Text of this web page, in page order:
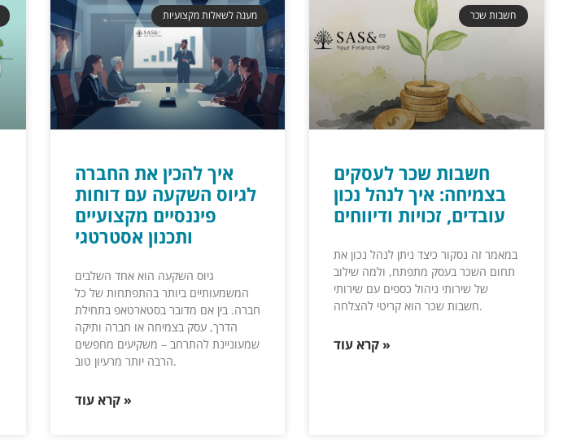
מענה לשאלות מקצועיות
איך להכין את החברה
לגיוס השקעה עם דוחות
פיננסיים מקצועיים
ותכנון אסטרטגי
גיוס השקעה הוא אחד השלבים
המשמעותיים ביותר בהתפתחות של כל
חברה. בין אם מדובר בסטארטאפ בתחילת
הדרך, עסק בצמיחה או חברה ותיקה
שמעוניינת להתרחב – משקיעים מחפשים
הרבה יותר מרעיון טוב.
קרא עוד »
חשבות שכר
חשבות שכר לעסקים
בצמיחה: איך לנהל נכון
עובדים, זכויות ודיווחים
במאמר זה נסקור כיצד ניתן לנהל נכון את
תחום השכר בעסק מתפתח, ולמה שילוב
של שירותי ניהול כספים עם שירותי
חשבות שכר הוא קריטי להצלחה.
קרא עוד »